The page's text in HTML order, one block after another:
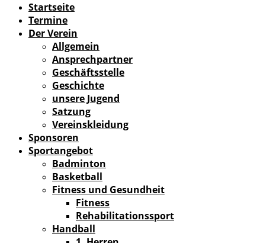
Startseite
Termine
Der Verein
Allgemein
Ansprechpartner
Geschäftsstelle
Geschichte
unsere Jugend
Satzung
Vereinskleidung
Sponsoren
Sportangebot
Badminton
Basketball
Fitness und Gesundheit
Fitness
Rehabilitationssport
Handball